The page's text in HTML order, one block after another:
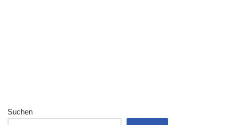
Suchen